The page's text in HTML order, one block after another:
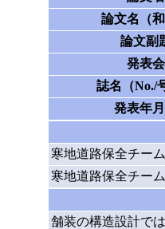
論文名（和
論文副
発表会
誌名（No./
発表年月
寒地道路保全チーム
寒地道路保全チーム
舗装の構造設計で